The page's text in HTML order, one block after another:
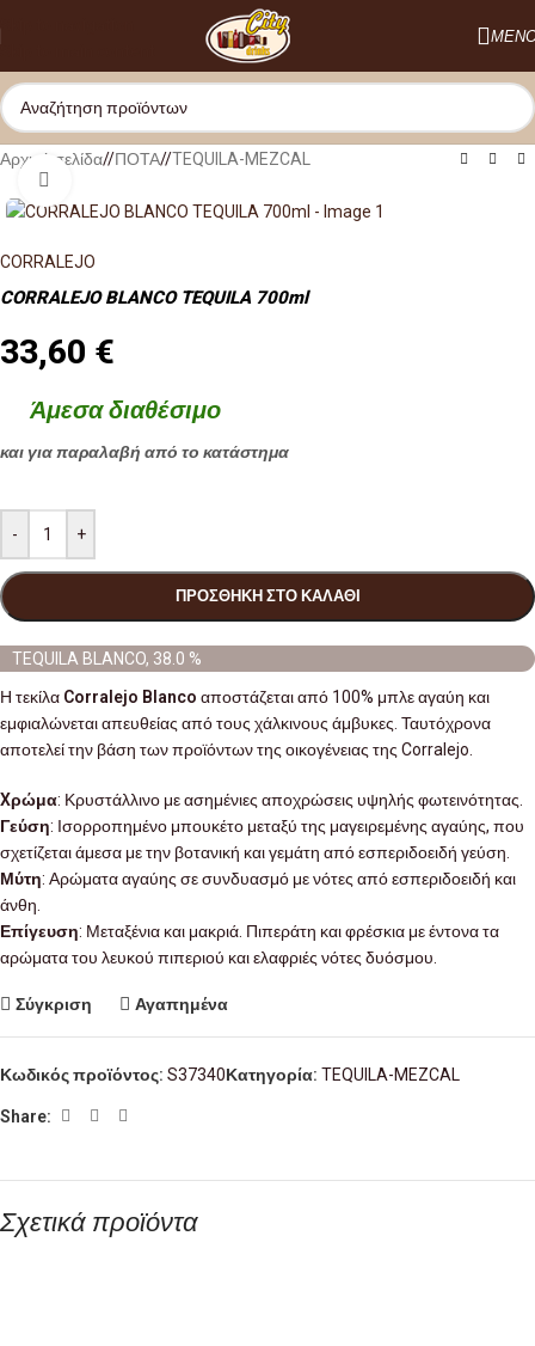
Αρχική σελίδα/ ΠΟΤΑ/ TEQUILA-MEZCAL
CORRALEJO
CORRALEJO BLANCO TEQUILA 700ml
33,60 €
Άμεσα διαθέσιμο
και για παραλαβή από το κατάστημα
- +
ΠΡΟΣΘΉΚΗ ΣΤΟ ΚΑΛΆΘΙ
TEQUILA BLANCO, 38.0 %
Η τεκίλα Corralejo Blanco αποστάζεται από 100% μπλε αγαύη και
εμφιαλώνεται απευθείας από τους χάλκινους άμβυκες. Ταυτόχρονα
αποτελεί την βάση των προϊόντων της οικογένειας της Corralejo.
Xρώμα: Κρυστάλλινο με ασημένιες αποχρώσεις υψηλής φωτεινότητας.
Γεύση: Ισορροπημένο μπουκέτο μεταξύ της μαγειρεμένης αγαύης, που
σχετίζεται άμεσα με την βοτανική και γεμάτη από εσπεριδοειδή γεύση.
Μύτη: Αρώματα αγαύης σε συνδυασμό με νότες από εσπεριδοειδή και
άνθη.
Επίγευση: Μεταξένια και μακριά. Πιπεράτη και φρέσκια με έντονα τα
αρώματα του λευκού πιπεριού και ελαφριές νότες δυόσμου.
Σύγκριση Αγαπημένα
Κωδικός προϊόντος: S37340Κατηγορία: TEQUILA-MEZCAL
Share:
Σχετικά προϊόντα